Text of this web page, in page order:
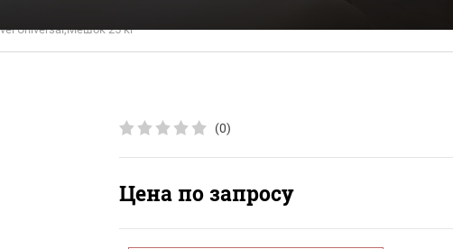
Universal,Мешок 25 кг
(0)
Цена по запросу